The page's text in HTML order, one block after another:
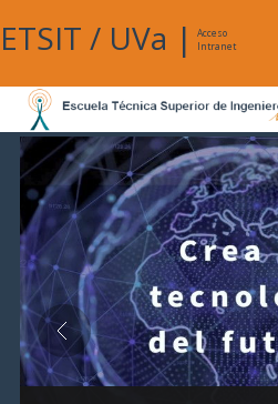
ETSIT / UVa |
Acceso
Intranet